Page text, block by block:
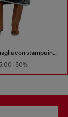
Abito polo in maglia con stampa interna
-50%